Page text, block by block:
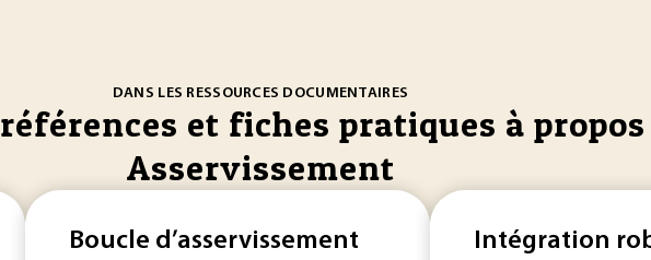
DANS LES RESSOURCES DOCUMENTAIRES
et fiches pratiques à propos
Asservissement
Boucle d’asservissement
Intégration